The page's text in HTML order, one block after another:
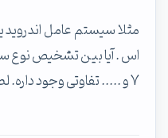
مثلا سیستم عامل اندروید
7 و ..... تفاوتی وجود داره. لطفا راهنمایی کنید